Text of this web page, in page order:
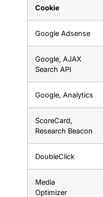
Cookie
Google Adsense
Google, AJAX
Search API
Google, Analytics
ScoreCard,
Research Beacon
DoubleClick
Media
Optimizer